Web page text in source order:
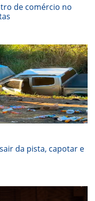
de comércio no
da pista, capotar e